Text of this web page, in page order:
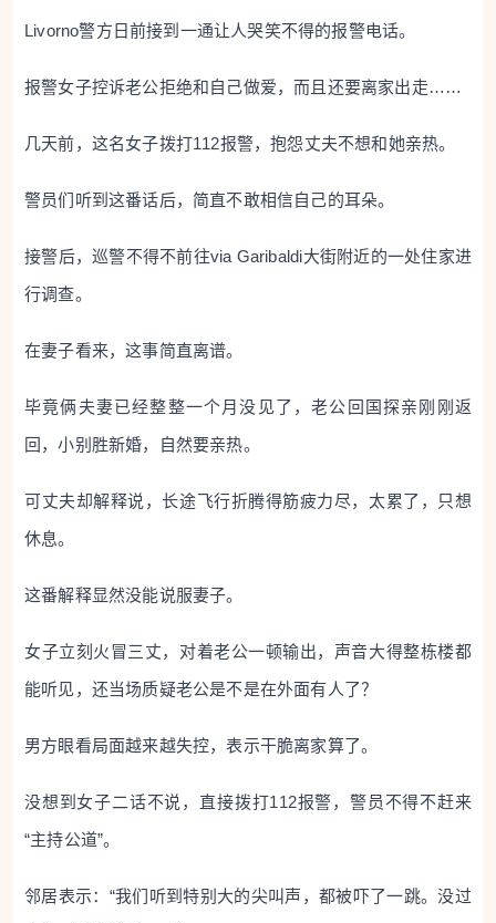
Livorno警方日前接到一通让人哭笑不得的报警电话。
报警女子控诉老公拒绝和自己做爱，而且还要离家出走……
几天前，这名女子拨打112报警，抱怨丈夫不想和她亲热。
警员们听到这番话后，简直不敢相信自己的耳朵。
接警后，巡警不得不前往via Garibaldi大街附近的一处住家进
行调查。
在妻子看来，这事简直离谱。
毕竟俩夫妻已经整整一个月没见了，老公回国探亲刚刚返
回，小别胜新婚，自然要亲热。
可丈夫却解释说，长途飞行折腾得筋疲力尽，太累了，只想
休息。
这番解释显然没能说服妻子。
女子立刻火冒三丈，对着老公一顿输出，声音大得整栋楼都
能听见，还当场质疑老公是不是在外面有人了？
男方眼看局面越来越失控，表示干脆离家算了。
没想到女子二话不说，直接拨打112报警，警员不得不赶来
“主持公道”。
邻居表示：“我们听到特别大的尖叫声，都被吓了一跳。没过